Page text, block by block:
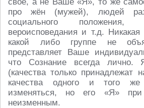
про жён (мужей), людей
социального положения,
вероисповедания и т.д. Никакая
какой либо группе не
представляет Ваше
что Сознание всегда лично.
(качества только принадлежат
качества одного и того же
изменяться, но его «Я» при
неизменным.